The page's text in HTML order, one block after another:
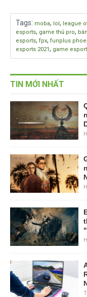
Tags: moba, lol, league
esports, game thủ pro,
esports, fpx, funplus
esports 2021, game
TIN MỚI NHẤT